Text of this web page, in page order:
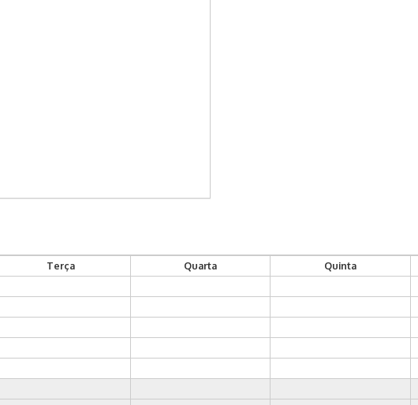
Terça Quarta Quinta